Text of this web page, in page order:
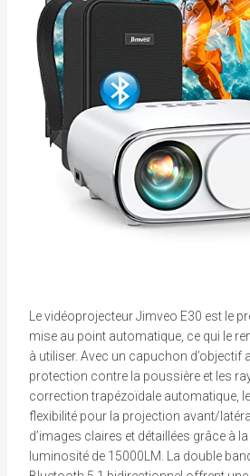
Le vidéoprojecteur Jimveo E30 est le
mise au point automatique, ce qui le
à utiliser. Avec un capuchon d’objectif
protection contre la poussière et les
correction trapézoïdale automatique,
flexibilité pour la projection avant/
d’images claires et détaillées grâce à
luminosité de 15000LM. La double